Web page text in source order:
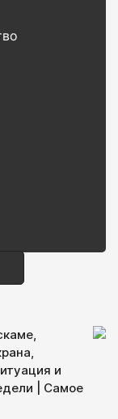
и
| Самое